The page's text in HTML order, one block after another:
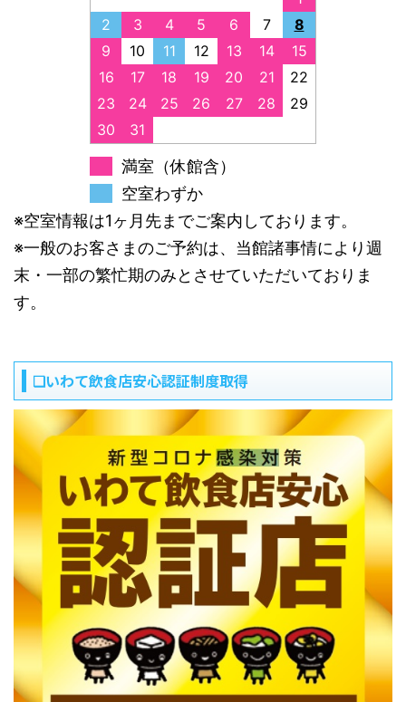
2
3 4 5 6 7
8
9
10 11 12 13 14
15
16
17 18 19 20 21
22
23
24 25 26 27 28
29
30
31
満室（休館含）
空室わずか
※空室情報は1ヶ月先までご案内しております。
※一般のお客さまのご予約は、当館諸事情により週
末・一部の繁忙期のみとさせていただいておりま
す。
❏いわて飲食店安心認証制度取得